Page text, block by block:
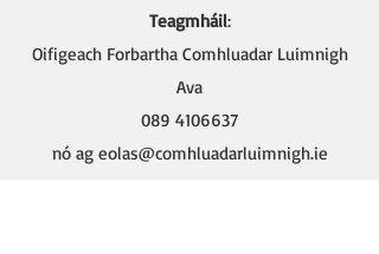
Teagmháil:
Oifigeach Forbartha Comhluadar Luimnigh
Ava
089 4106637
nó ag eolas@comhluadarluimnigh.ie